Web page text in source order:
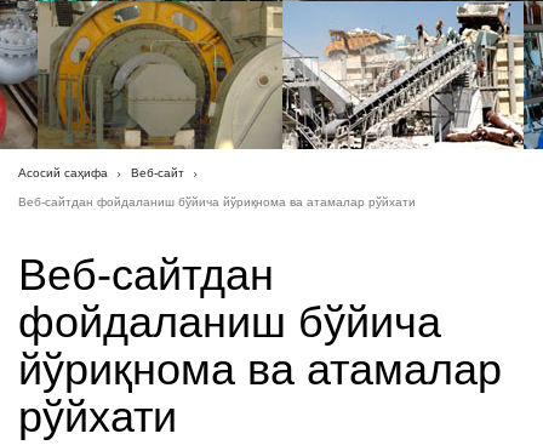
Асосий саҳифа Веб-сайт
Веб-сайтдан фойдаланиш бўйича йўриқнома ва атамалар рўйхати
Веб-сайтдан
фойдаланиш бўйича
йўриқнома ва атамалар
рўйхати